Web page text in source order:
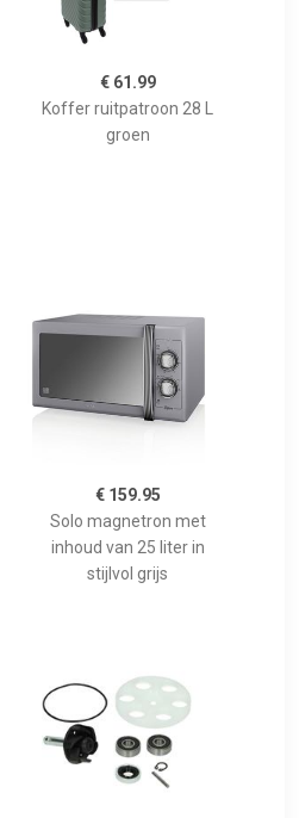
€ 61.99
Koffer ruitpatroon 28 L
groen
€ 159.95
Solo magnetron met
inhoud van 25 liter in
stijlvol grijs